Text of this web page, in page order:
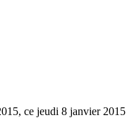
ce jeudi 8 janvier